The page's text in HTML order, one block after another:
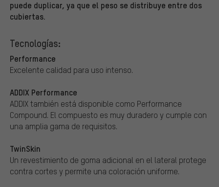
puede duplicar, ya que el peso se distribuye entre dos
cubiertas.
Tecnologías:
Performance
Excelente calidad para uso intenso.
ADDIX Performance
ADDIX también está disponible como Performance
Compound. El compuesto es muy duradero y cumple con
una amplia gama de requisitos.
TwinSkin
Un revestimiento de goma adicional en el lateral protege
contra cortes y permite una coloración uniforme.